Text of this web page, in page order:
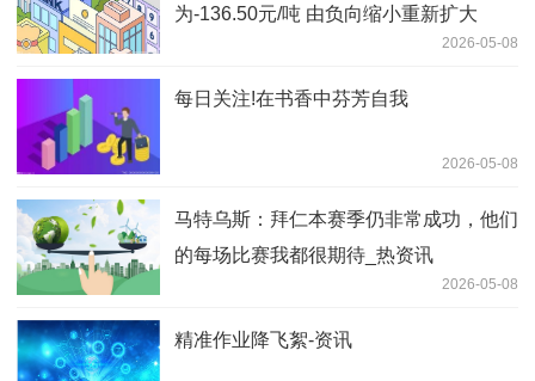
为-136.50元/吨 由负向缩小重新扩大
2026-05-08
每日关注!在书香中芬芳自我
2026-05-08
马特乌斯：拜仁本赛季仍非常成功，他们
的每场比赛我都很期待_热资讯
2026-05-08
精准作业降飞絮-资讯